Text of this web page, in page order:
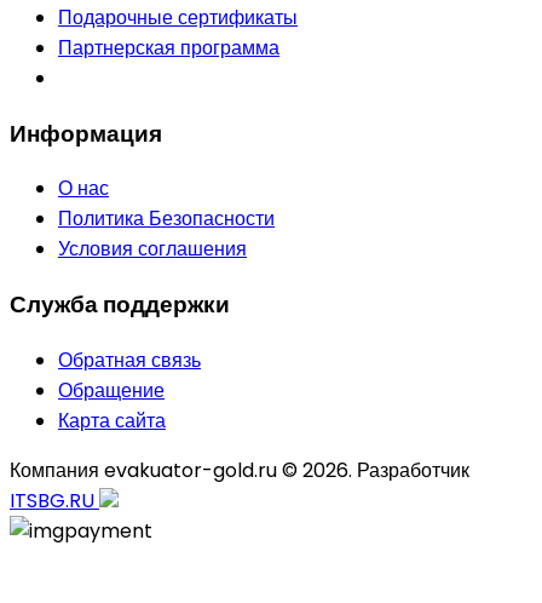
Подарочные сертификаты
Партнерская программа
Информация
О нас
Политика Безопасности
Условия соглашения
Служба поддержки
Обратная связь
Обращение
Карта сайта
Компания evakuator-gold.ru © 2026. Разработчик
ITSBG.RU